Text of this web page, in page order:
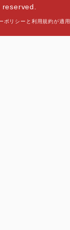
ポリシー と 利用規約が適